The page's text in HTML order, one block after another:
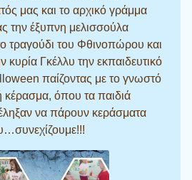
μας και το αρχικό γράμμα
την έξυπνη μελισσούλα
τραγούδι του Φθινοπώρου και
κυρία Γκέλλυ την εκπαιδευτικό
παίζοντας με το γνωστό
όπου τα παιδιά
να πάρουν κεράσματα